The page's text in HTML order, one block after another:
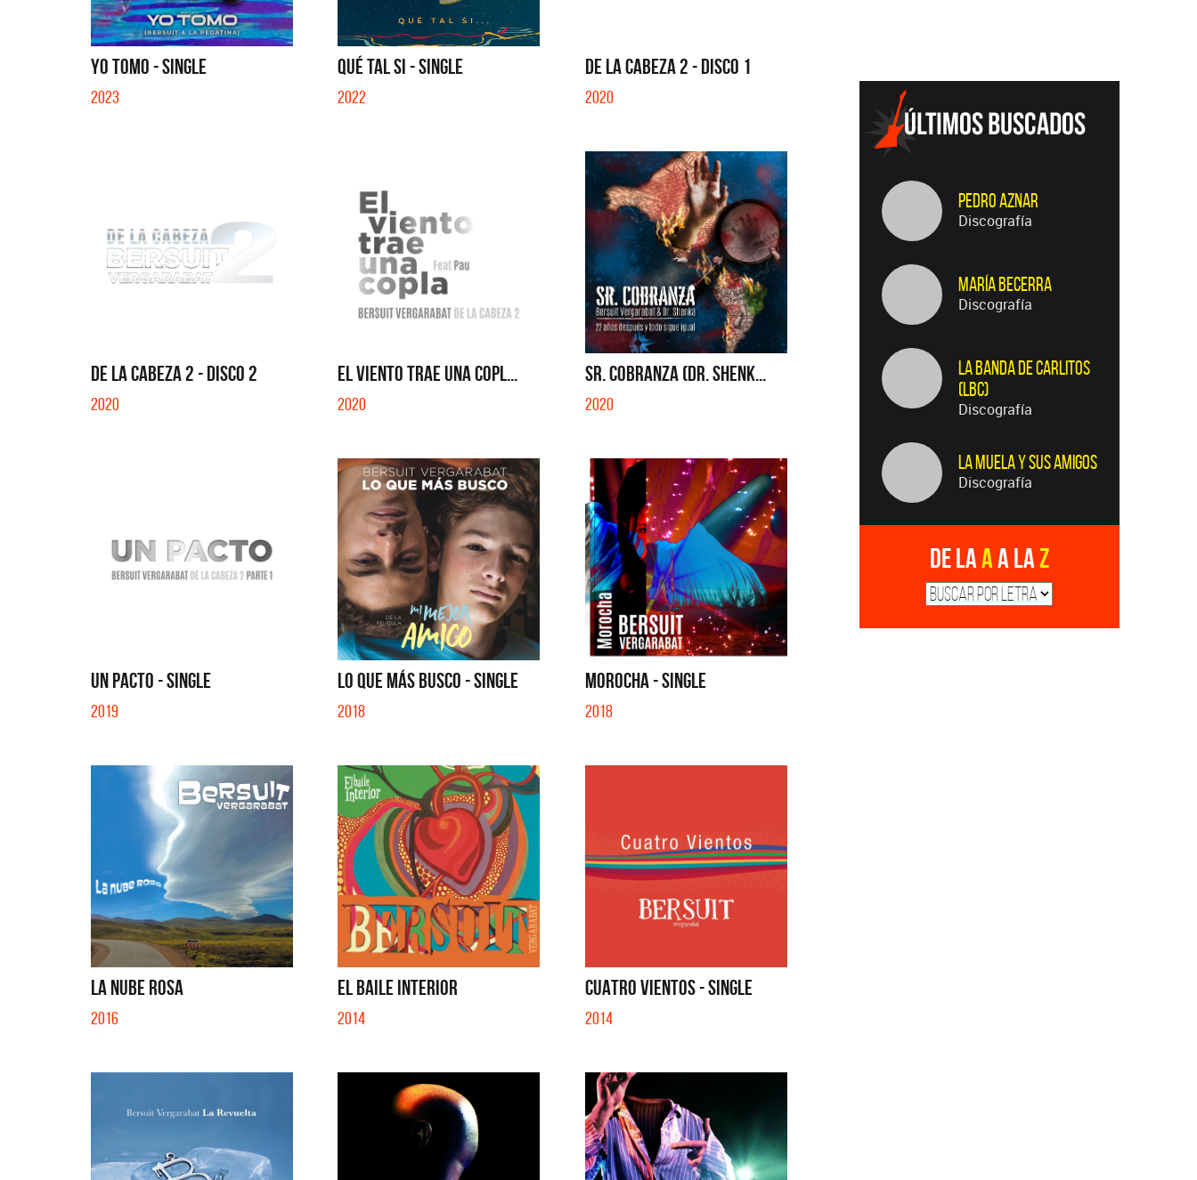
YO TOMO - SINGLE
2023
QUÉ TAL SI - SINGLE
2022
DE LA CABEZA 2 - DISCO 1
2020
DE LA CABEZA 2 - DISCO 2
2020
EL VIENTO TRAE UNA COPL...
2020
SR. COBRANZA (DR. SHENK...
2020
UN PACTO - SINGLE
2019
LO QUE MÁS BUSCO - SINGLE
2018
MOROCHA - SINGLE
2018
LA NUBE ROSA
2016
EL BAILE INTERIOR
2014
CUATRO VIENTOS - SINGLE
2014
Pedro Aznar
Discografía
María Becerra
Discografía
La Banda de Carlitos
(LBC)
Discografía
La Muela y Sus Amigos
Discografía
De laAa laZ